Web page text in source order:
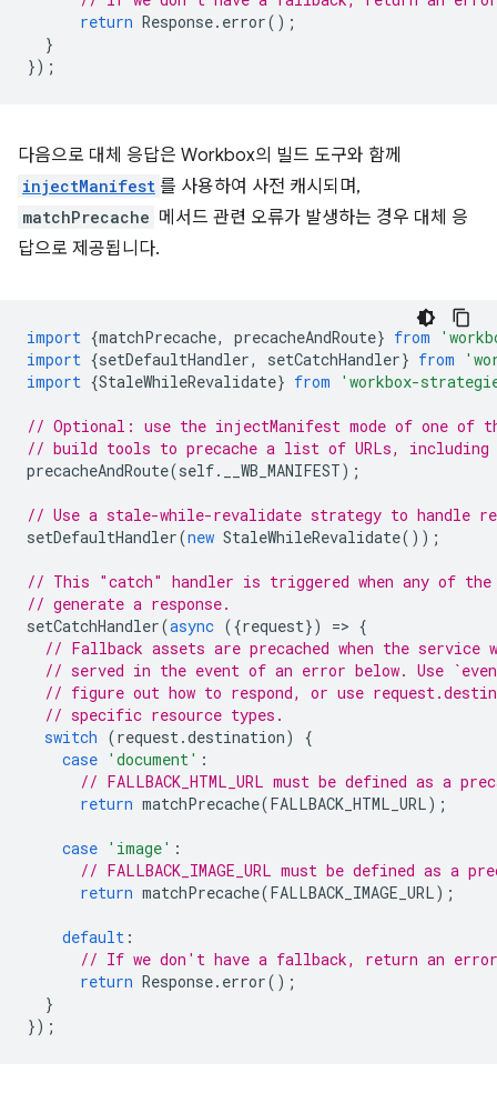
return Response. error();
}
});
다음으로 대체 응답은 Workbox의 빌드 도구와 함께
injectManifest 를 사용하여 사전 캐시되며,
matchPrecache 메서드 관련 오류가 발생하는 경우 대체 응
답으로 제공됩니다.
import {matchPrecache, precacheAndRoute} from
import {setDefaultHandler, setCatchHandler} from
import {StaleWhileRevalidate} from 'workbox-
// Optional: use the injectManifest mode of one of
// build tools to precache a list of URLs, including
precacheAndRoute(self. __WB_MANIFEST);
// Use a stale-while-revalidate strategy to handle
setDefaultHandler(new StaleWhileRevalidate());
// This "catch" handler is triggered when any of
// generate a response.
setCatchHandler(async ({request}) => {
// Fallback assets are precached when the
// served in the event of an error below. Use
// figure out how to respond, or use
// specific resource types.
switch (request.destination)
{
case 'document' :
// FALLBACK_HTML_URL must be defined as a
return matchPrecache(FALLBACK_HTML_URL);
case 'image' :
// FALLBACK_IMAGE_URL must be defined as a
return matchPrecache(FALLBACK_IMAGE_URL);
default :
// If we don't have a fallback, return an error
return Response. error();
}
});